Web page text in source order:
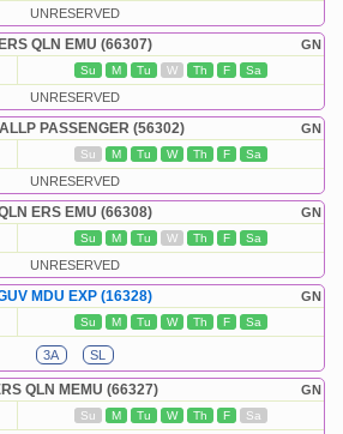
UNRESERVED
GN
ERS QLN EMU (66307)
Su M Tu W Th F Sa
UNRESERVED
GN
PASSENGER (56302)
Su M Tu W Th F Sa
UNRESERVED
GN
ERS EMU (66308)
Su M Tu W Th F Sa
UNRESERVED
GN
MDU EXP (16328)
Su M Tu W Th F Sa
3A SL
GN
QLN MEMU (66327)
Su M Tu W Th F Sa